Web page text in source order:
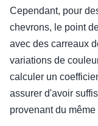
Cependant, pour
chevrons, le point
avec des carreaux
variations de
calculer un
assurer d'avoir
provenant du même